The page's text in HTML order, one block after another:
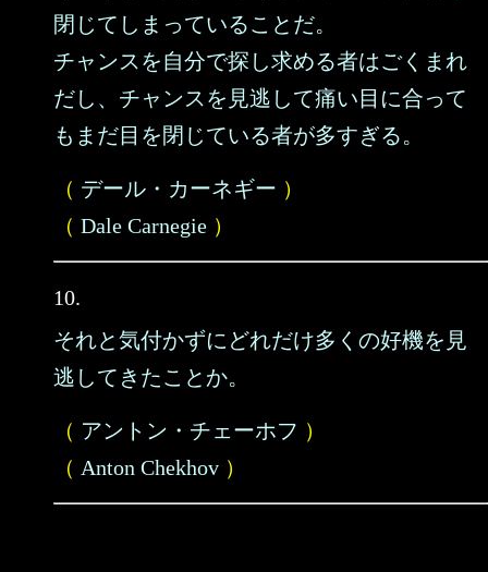
閉じてしまっていることだ。
チャンスを自分で探し求める者はごくまれ
だし、チャンスを見逃して痛い目に合って
もまだ目を閉じている者が多すぎる。
（ デール・カーネギー ）
（ Dale Carnegie ）
10.
それと気付かずにどれだけ多くの好機を見
逃してきたことか。
（ アントン・チェーホフ ）
（ Anton Chekhov ）